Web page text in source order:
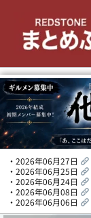
キ
ッ
プ
・2026年06月27日
・2026年06月25日
・2026年06月24日
・2026年06月08日
・2026年06月06日